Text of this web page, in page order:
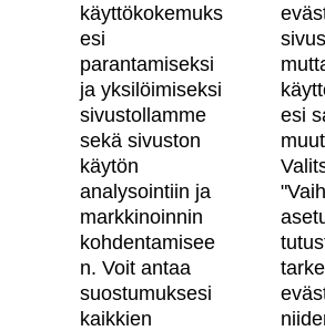
Skanska Kodit
Artikkelit
Digitaalinen asuntokauppa
Asiakkaiden kokemuksia meistä
Vastuullisuus
Tietosuojaseloste
Käyttöehdot
käyttökokemuks
esi
parantamiseksi
ja yksilöimiseksi
sivustollamme
sekä sivuston
käytön
analysointiin ja
markkinoinnin
kohdentamisee
n. Voit antaa
suostumuksesi
kaikkien
esi